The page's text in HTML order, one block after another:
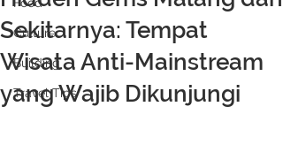
Culture
Building
Travel Tips
Sekitarnya: Tempat
Wisata Anti-Mainstream
yang Wajib Dikunjungi